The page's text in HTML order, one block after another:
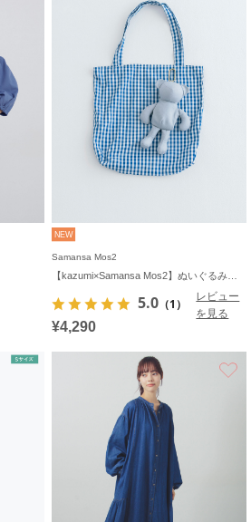
NEW
Samansa Mos2
5.0 （1）
レビュー
を見る
¥4,290